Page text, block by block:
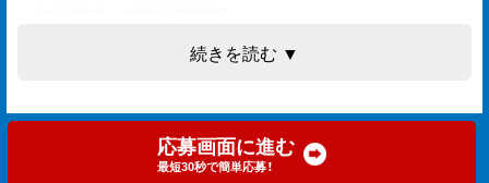
続きを読む ▼
応募画面に進む
最短30秒で簡単応募！